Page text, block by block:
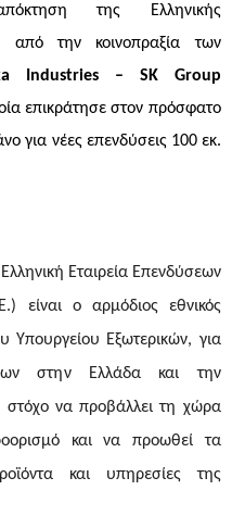
της Ελληνικής
από την κοινοπραξία των
Industries – SK Group
επικράτησε στον πρόσφατο
για νέες επενδύσεις 100 εκ.
Εταιρεία Επενδύσεων
είναι ο αρμόδιος εθνικός
Υπουργείου Εξωτερικών, για
στην Ελλάδα και την
να προβάλλει τη χώρα
και να προωθεί τα
και υπηρεσίες της